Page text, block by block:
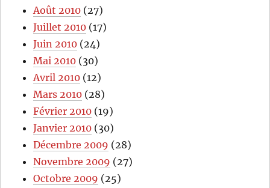
Août 2010 (27)
Juillet 2010 (17)
Juin 2010 (24)
Mai 2010 (30)
Avril 2010 (12)
Mars 2010 (28)
Février 2010 (19)
Janvier 2010 (30)
Décembre 2009 (28)
Novembre 2009 (27)
Octobre 2009 (25)